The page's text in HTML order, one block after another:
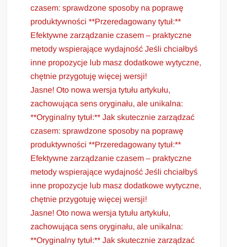
czasem: sprawdzone sposoby na poprawę
produktywności **Przeredagowany tytuł:**
Efektywne zarządzanie czasem – praktyczne
metody wspierające wydajność Jeśli chciałbyś
inne propozycje lub masz dodatkowe wytyczne,
chętnie przygotuję więcej wersji!
Jasne! Oto nowa wersja tytułu artykułu,
zachowująca sens oryginału, ale unikalna:
**Oryginalny tytuł:** Jak skutecznie zarządzać
czasem: sprawdzone sposoby na poprawę
produktywności **Przeredagowany tytuł:**
Efektywne zarządzanie czasem – praktyczne
metody wspierające wydajność Jeśli chciałbyś
inne propozycje lub masz dodatkowe wytyczne,
chętnie przygotuję więcej wersji!
Jasne! Oto nowa wersja tytułu artykułu,
zachowująca sens oryginału, ale unikalna:
**Oryginalny tytuł:** Jak skutecznie zarządzać